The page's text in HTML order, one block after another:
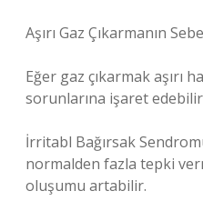
Aşırı Gaz Çıkarmanın
Eğer gaz çıkarmak aşırı
sorunlarına işaret
İrritabl Bağırsak
normalden fazla tepki
oluşumu artabilir.